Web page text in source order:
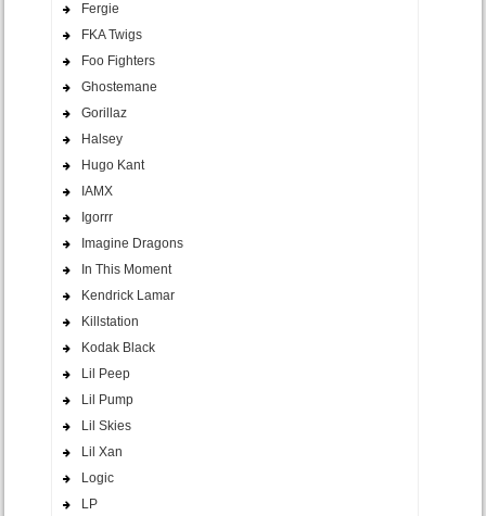
Fergie
FKA Twigs
Foo Fighters
Ghostemane
Gorillaz
Halsey
Hugo Kant
IAMX
Igorrr
Imagine Dragons
In This Moment
Kendrick Lamar
Killstation
Kodak Black
Lil Peep
Lil Pump
Lil Skies
Lil Xan
Logic
LP